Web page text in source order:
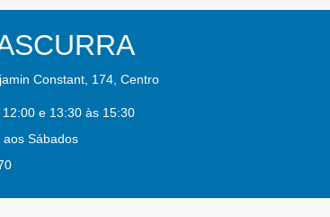
Constant, 174, Centro
e 13:30 às 15:30
aos Sábados